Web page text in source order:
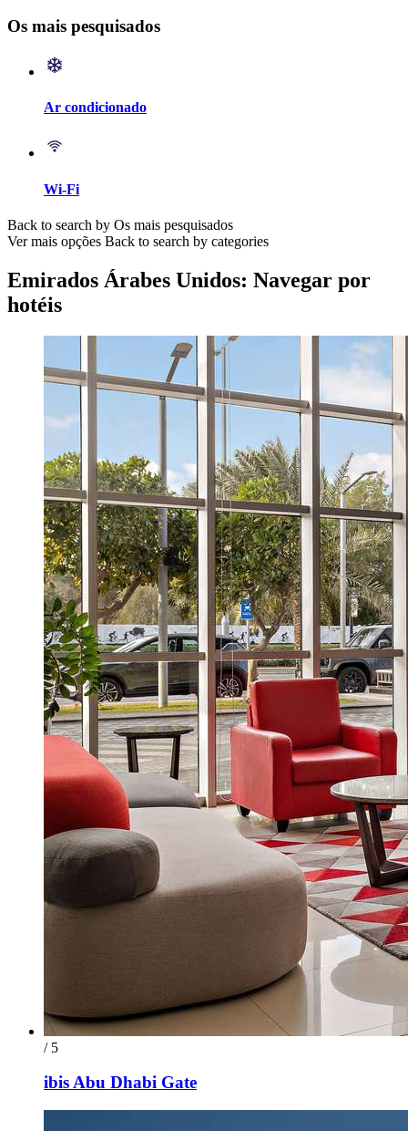
Os mais pesquisados
Ar condicionado
Wi-Fi
Back to search by Os mais pesquisados
Ver mais opções Back to search by categories
Emirados Árabes Unidos: Navegar por
hotéis
/ 5
ibis Abu Dhabi Gate